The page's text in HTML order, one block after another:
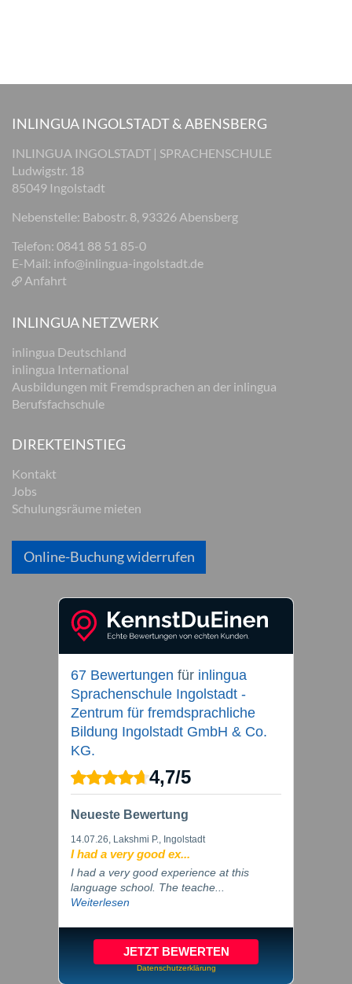
INLINGUA INGOLSTADT & ABENSBERG
INLINGUA INGOLSTADT | SPRACHENSCHULE
Ludwigstr. 18
85049 Ingolstadt
Nebenstelle: Babostr. 8, 93326 Abensberg
Telefon: 0841 88 51 85-0
E-Mail: info@inlingua-ingolstadt.de
Anfahrt
INLINGUA NETZWERK
inlingua Deutschland
inlingua International
Ausbildungen mit Fremdsprachen an der inlingua
Berufsfachschule
DIREKTEINSTIEG
Kontakt
Jobs
Schulungsräume mieten
Online-Buchung widerrufen
67 Bewertungen für inlingua
Sprachenschule Ingolstadt -
Zentrum für fremdsprachliche
Bildung Ingolstadt GmbH & Co.
KG.
4,7/5
Neueste Bewertung
14.07.26, Lakshmi P., Ingolstadt
I had a very good ex...
I had a very good experience at this
language school. The teache...
Weiterlesen
JETZT BEWERTEN
Datenschutzerklärung